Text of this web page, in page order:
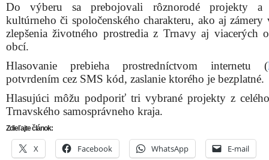
Do výberu sa prebojovali rôznorodé projekty a
kultúrneho či spoločenského charakteru, ako aj zámery
zlepšenia životného prostredia z Trnavy aj viacerých
obcí.
Hlasovanie prebieha prostredníctvom internetu (
potvrdením cez SMS kód, zaslanie ktorého je bezplatné.
Hlasujúci môžu podporiť tri vybrané projekty z
Trnavského samosprávneho kraja.
Zdieľajte článok:
X Facebook WhatsApp E-mail